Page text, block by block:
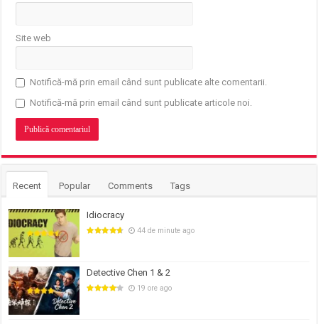
Site web
Notifică-mă prin email când sunt publicate alte comentarii.
Notifică-mă prin email când sunt publicate articole noi.
Recent Popular Comments Tags
Idiocracy
44 de minute ago
Detective Chen 1 & 2
19 ore ago